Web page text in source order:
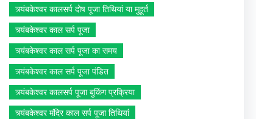
त्र्यंबकेश्वर कालसर्प दोष पूजा तिथियां या मुहूर्त
त्र्यंबकेश्वर काल सर्प पूजा
त्र्यंबकेश्वर काल सर्प पूजा का समय
त्र्यंबकेश्वर काल सर्प पूजा पंडित
त्र्यंबकेश्वर कालसर्प पूजा बुकिंग प्रक्रिया
त्र्यंबकेश्वर मंदिर काल सर्प पूजा तिथियां